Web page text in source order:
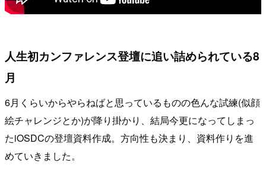
人生初カンファレンス登壇に追い詰められている8
月
6月くらいからやらねばと思っているものの色んな試練(似顔
絵チャレンジとか)が降り掛かり、結局今更になってしまっ
たiOSDCの登壇資料作成。方向性も決まり、資料作りを進
めていきました。